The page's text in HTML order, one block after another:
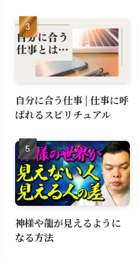
自分に合う仕事 | 仕事に呼
ばれるスピリチュアル
神様や龍が見えるように
なる方法